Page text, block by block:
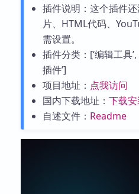
插件说明：这个插件
片、HTML代码、
需设置。
插件分类：[‘编辑工具’,
插件’]
项目地址： 点我访问
国内下载地址： 下载
自述文件： Readme